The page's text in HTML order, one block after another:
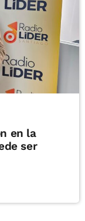
en la
ser